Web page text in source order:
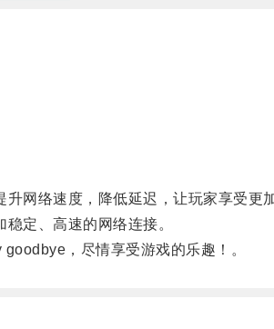
络速度，降低延迟，让玩家享受更加
定、高速的网络连接。
，尽情享受游戏的乐趣！。